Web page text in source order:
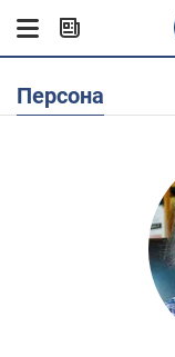
Персона